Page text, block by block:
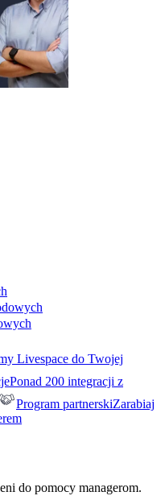
Livespace do Twojej
Ponad 200 integracji z
Program partnerskiZarabiaj
do pomocy managerom.